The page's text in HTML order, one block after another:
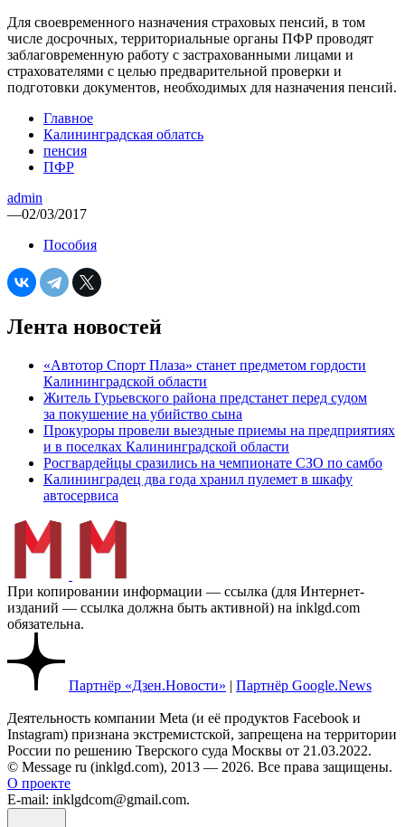
Для своевременного назначения страховых пенсий, в том
числе досрочных, территориальные органы ПФР проводят
заблаговременную работу с застрахованными лицами и
страхователями с целью предварительной проверки и
подготовки документов, необходимых для назначения пенсий.
Главное
Калининградская облатсь
пенсия
ПФР
admin
—02/03/2017
Пособия
Лента новостей
«Автотор Спорт Плаза» станет предметом гордости
Калининградской области
Житель Гурьевского района предстанет перед судом
за покушение на убийство сына
Прокуроры провели выездные приемы на предприятиях
и в поселках Калининградской области
Росгвардейцы сразились на чемпионате СЗО по самбо
Калининградец два года хранил пулемет в шкафу
автосервиса
При копировании информации — ссылка (для Интернет-
изданий — ссылка должна быть активной) на inklgd.com
обязательна.
Партнёр «Дзен.Новости» | Партнёр Google.News
Деятельность компании Meta (и её продуктов Facebook и
Instagram) признана экстремистской, запрещена на территории
России по решению Тверского суда Москвы от 21.03.2022.
© Message ru (inklgd.com), 2013 — 2026. Все права защищены.
О проекте
E-mail: inklgdcom@gmail.com.